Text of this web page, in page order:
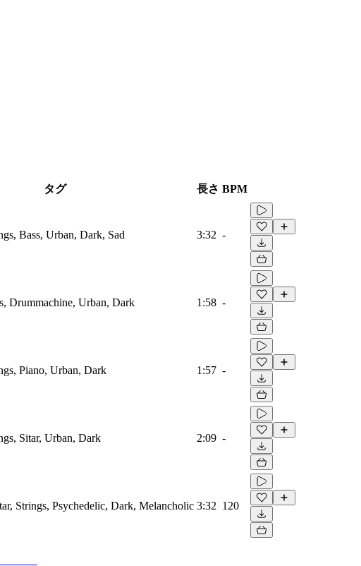
タグ 長さ BPM
Bass, Urban, Dark, Sad 3:32 -
Drummachine, Urban, Dark 1:58 -
Piano, Urban, Dark 1:57 -
Sitar, Urban, Dark 2:09 -
Strings, Psychedelic, Dark, Melancholic 3:32 120